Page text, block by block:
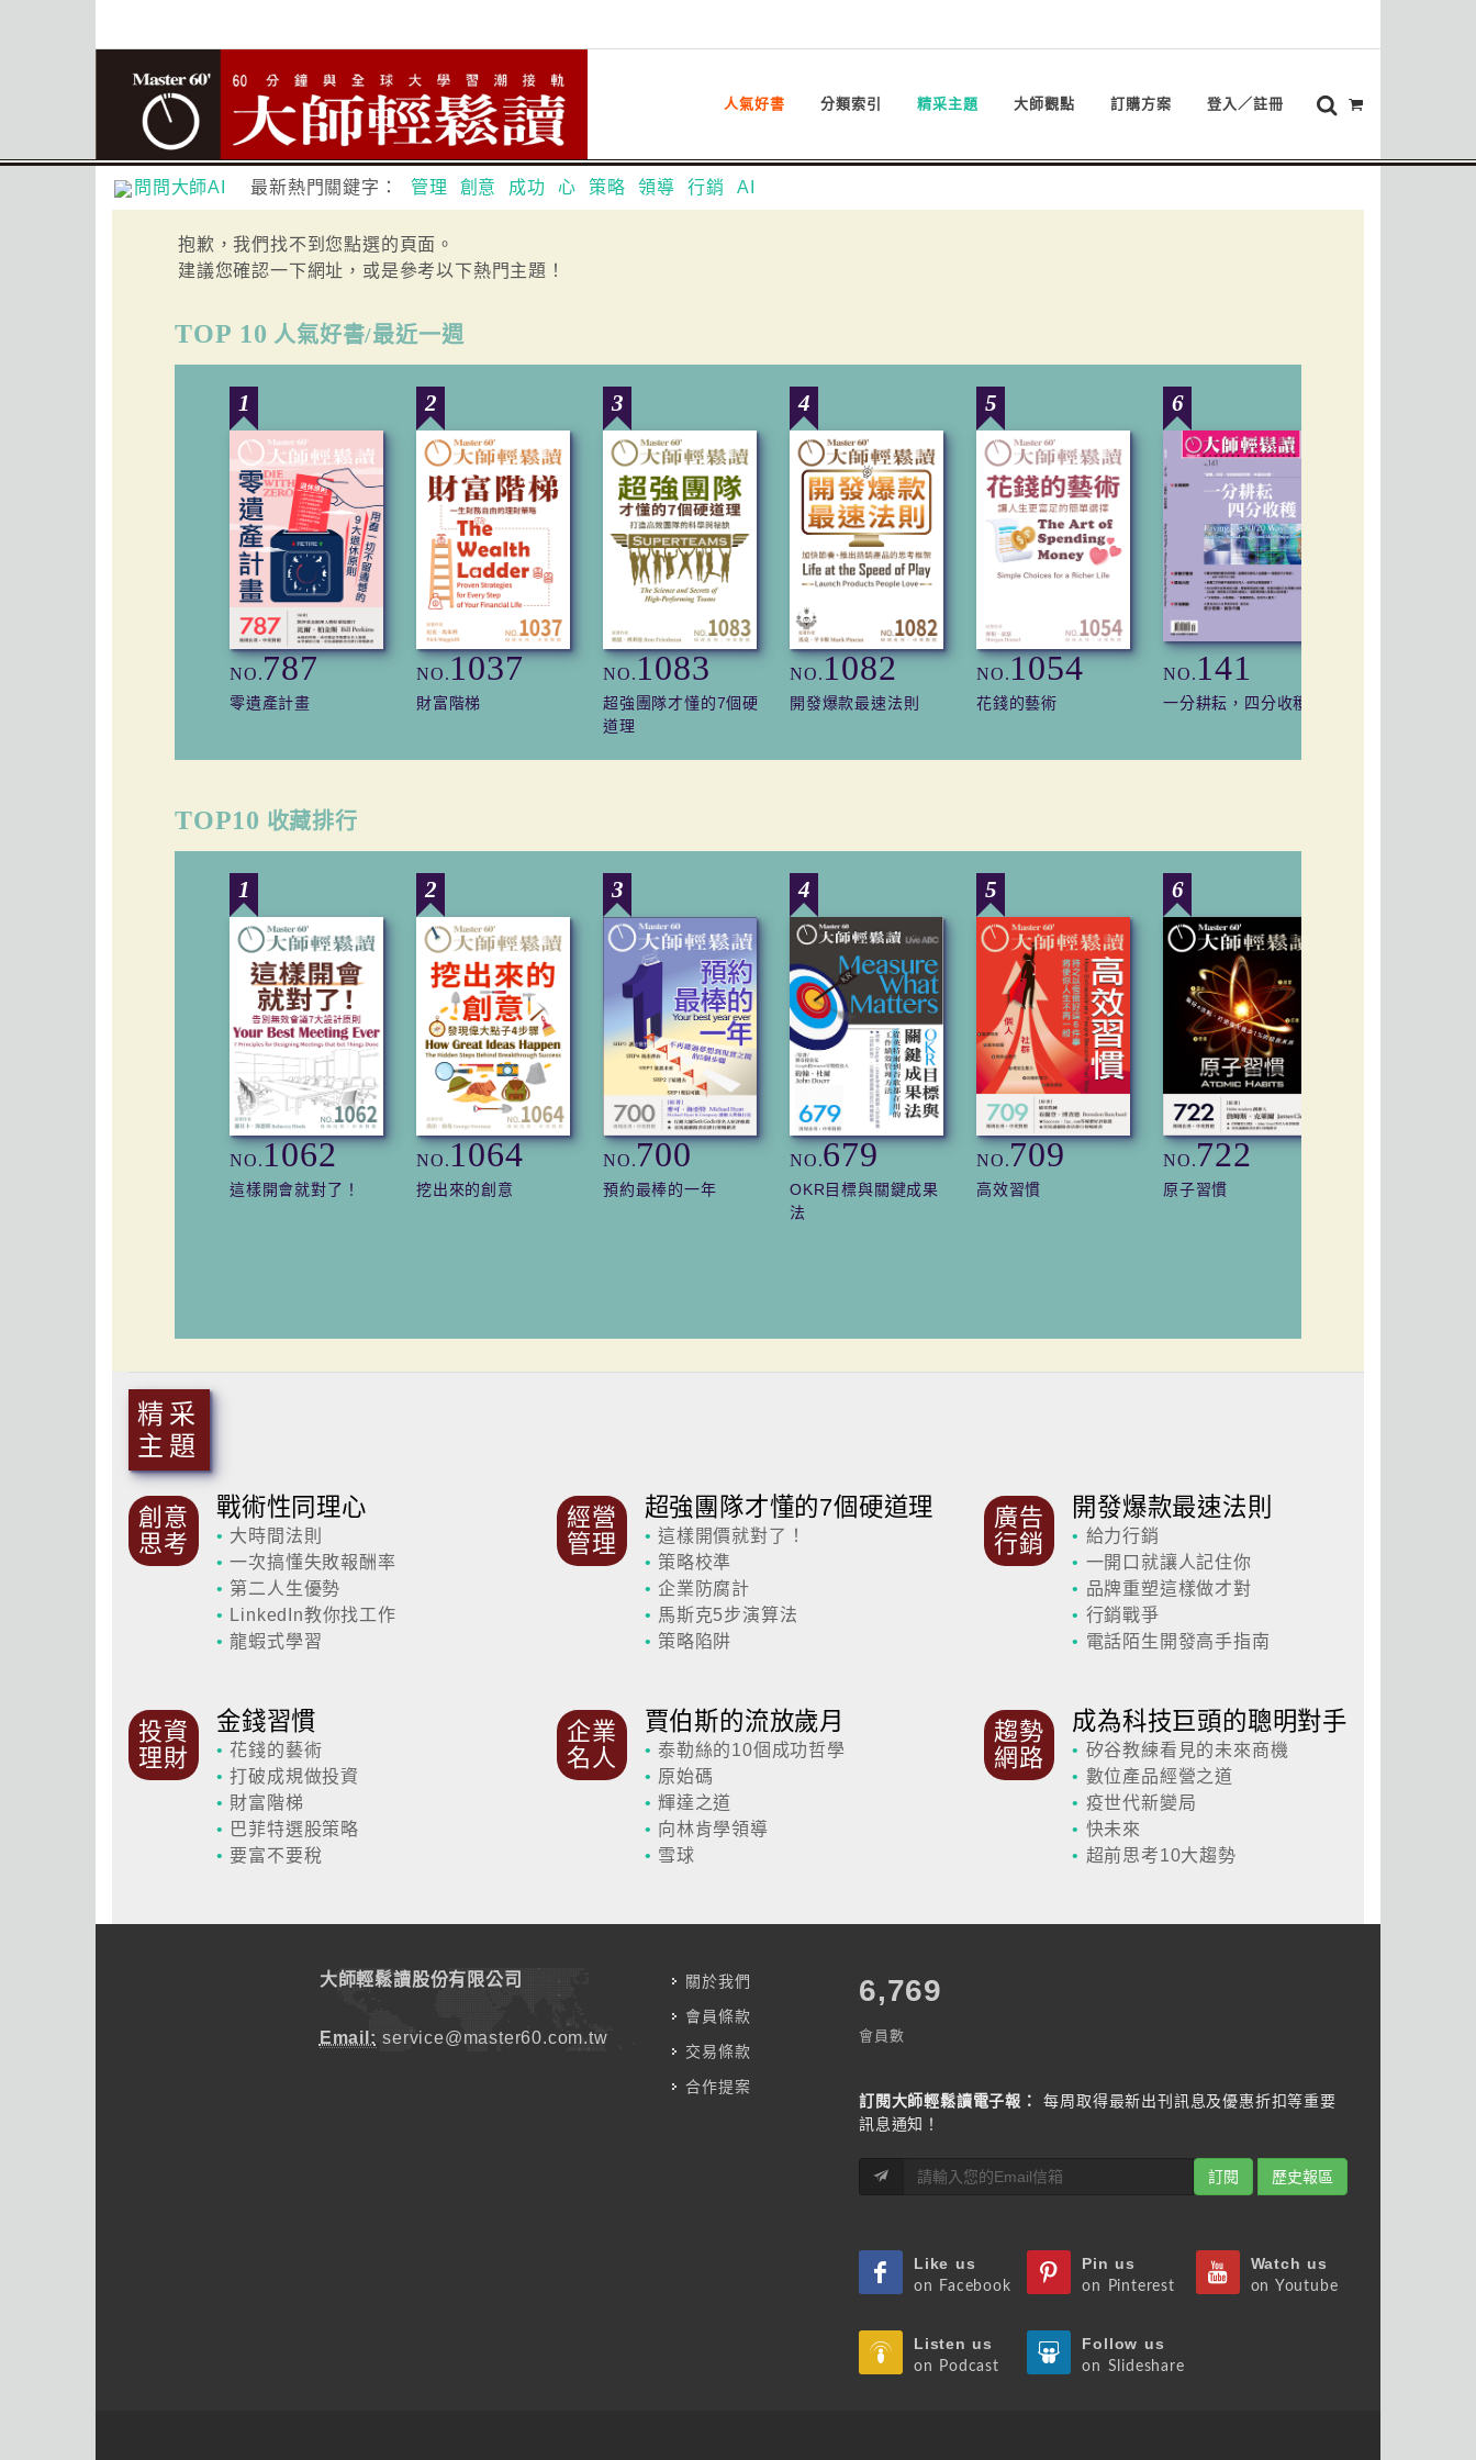
人氣好書 分類索引 精采主題 大師觀點 訂購方案 登入／註冊
問問大師AI 最新熱門關鍵字： 管理 創意 成功 心 策略 領導 行銷 AI
抱歉，我們找不到您點選的頁面。
建議您確認一下網址，或是參考以下熱門主題！
TOP 10 人氣好書/最近一週
1
NO.787
零遺產計畫
2
NO.1037
財富階梯
3
NO.1083
超強團隊才懂的7個硬
道理
4
NO.1082
開發爆款最速法則
5
NO.1054
花錢的藝術
6
NO. 141
一分耕耘，四分收穫
TOP10 收藏排行
1
NO.1062
這樣開會就對了！
2
NO.1064
挖出來的創意
3
NO.700
預約最棒的一年
4
NO.679
OKR目標與關鍵成果
法
5
NO.709
高效習慣
6
NO.722
原子習慣
精采
主題
創意
思考
戰術性同理心
• 大時間法則
•一次搞懂失敗報酬率
• 第二人生優勢
• LinkedIn教你找工作
•龍蝦式學習
經營
管理
超強團隊才懂的7個硬道理
• 這樣開價就對了！
• 策略校準
• 企業防腐計
• 馬斯克5步演算法
• 策略陷阱
廣告
行銷
開發爆款最速法則
• 給力行銷
• 一開口就讓人記住你
• 品牌重塑這樣做才對
• 行銷戰爭
• 電話陌生開發高手指南
投資
理財
金錢習慣
• 花錢的藝術
•打破成規做投資
• 財富階梯
• 巴菲特選股策略
• 要富不要稅
企業
名人
賈伯斯的流放歲月
• 泰勒絲的10個成功哲學
• 原始碼
• 輝達之道
• 向林肯學領導
• 雪球
趨勢
網路
成為科技巨頭的聰明對手
• 矽谷教練看見的未來商機
• 數位產品經營之道
• 疫世代新變局
• 快未來
• 超前思考10大趨勢
大師輕鬆讀股份有限公司
Email: service@master60.com.tw
關於我們
會員條款
交易條款
合作提案
7,787
會員數
訂閱大師輕鬆讀電子報：
每周取得最新出刊訊息及優惠折扣等重要
訊息通知！
訂閱 歷史報區
Like us
on Facebook
Pin us
on Pinterest
Watch us
on Youtube
Listen us
on Podcast
Follow us
on Slideshare